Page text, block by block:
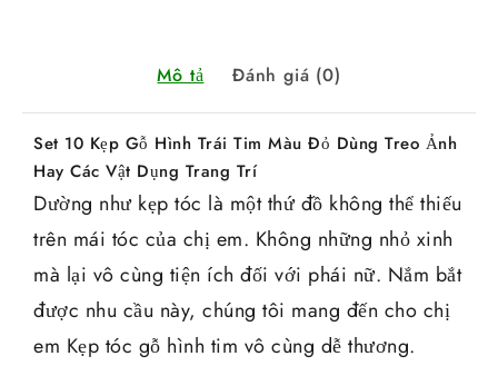
Mô tả Đánh giá (0)
Set 10 Kẹp Gỗ Hình Trái Tim Màu Đỏ Dùng Treo Ảnh
Hay Các Vật Dụng Trang Trí
Dường như kẹp tóc là một thứ đồ không thể thiếu
trên mái tóc của chị em. Không những nhỏ xinh
mà lại vô cùng tiện ích đối với phái nữ. Nắm bắt
được nhu cầu này, chúng tôi mang đến cho chị
em Kẹp tóc gỗ hình tim vô cùng dễ thương.